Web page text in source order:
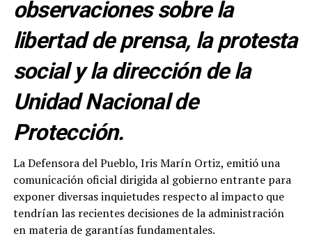
observaciones sobre la
libertad de prensa, la protesta
social y la dirección de la
Unidad Nacional de
Protección.
La Defensora del Pueblo, Iris Marín Ortiz, emitió una
comunicación oficial dirigida al gobierno entrante para
exponer diversas inquietudes respecto al impacto que
tendrían las recientes decisiones de la administración
en materia de garantías fundamentales.